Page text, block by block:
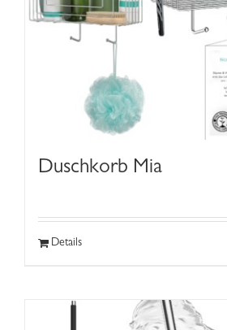
Duschkorb Mia
Details